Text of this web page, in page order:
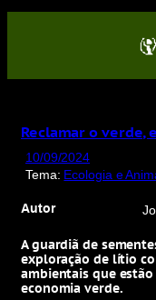
Saltar
conteúdo
Reclamar o verde,
10/09/2024
Tema: Ecologia e
Autor
A guardiã de
exploração de lítio
ambientais que
economia verde.